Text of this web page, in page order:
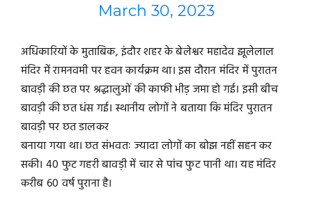
March 30, 2023
अधिकारियों के मुताबिक, इंदौर शहर के बेलेश्वर महादेव झूलेलाल
मंदिर में रामनवमी पर हवन कार्यक्रम था। इस दौरान मंदिर में पुरातन
बावड़ी की छत पर श्रद्धालुओं की काफी भीड़ जमा हो गई। इसी बीच
बावड़ी की छत धंस गई। स्थानीय लोगों ने बताया कि मंदिर पुरातन
बावड़ी पर छत डालकर
बनाया गया था। छत संभवतः ज्यादा लोगों का बोझ नहीं सहन कर
सकी। 40 फुट गहरी बावड़ी में चार से पांच फुट पानी था। यह मंदिर
करीब 60 वर्ष पुराना है।